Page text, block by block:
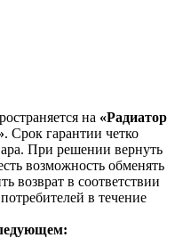
на «Радиатор
. Срок гарантии четко
При решении вернуть
возможность обменять
возврат в соответствии
в течение